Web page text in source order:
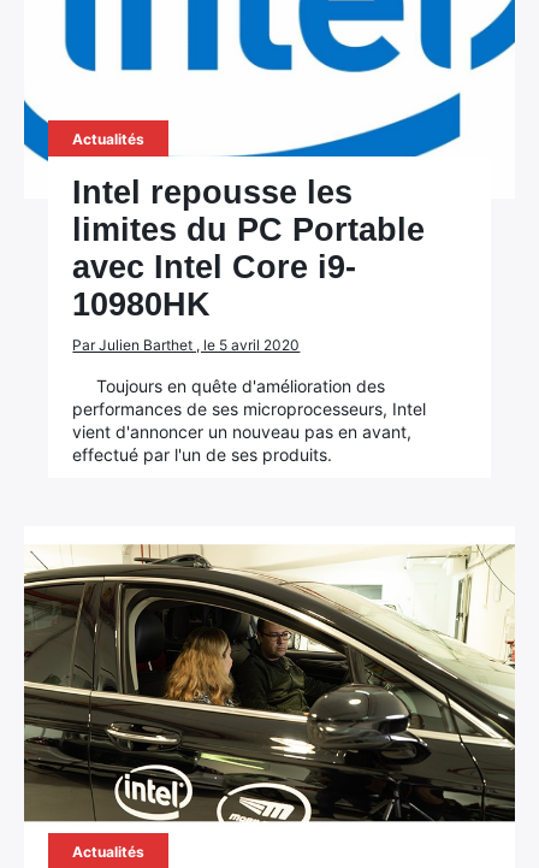
Actualités
Intel repousse les
limites du PC Portable
avec Intel Core i9-
10980HK
Par Julien Barthet , le 5 avril 2020
Toujours en quête d'amélioration des
performances de ses microprocesseurs, Intel
vient d'annoncer un nouveau pas en avant,
effectué par l'un de ses produits.
Actualités